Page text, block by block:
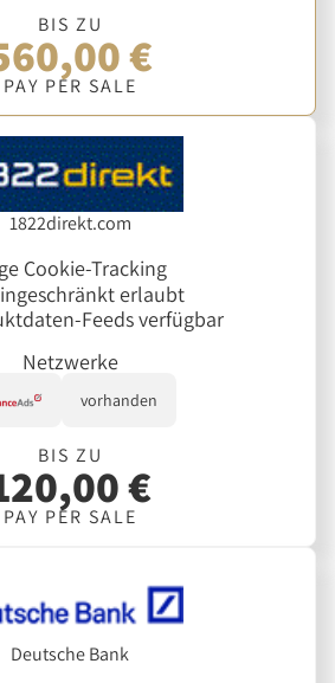
BIS ZU
€
PAY PER SALE
1822direkt.com
Cookie-Tracking
erlaubt
Feeds verfügbar
Netzwerke
vorhanden
BIS ZU
€
PAY PER SALE
Deutsche Bank